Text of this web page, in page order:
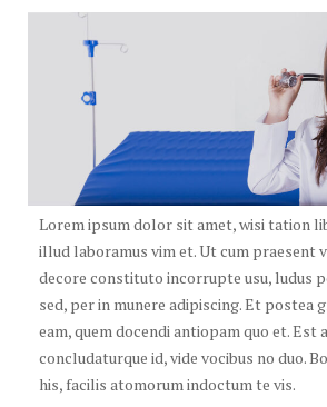
Lorem ipsum dolor sit amet, wisi tation
illud laboramus vim et. Ut cum praesent
decore constituto incorrupte usu, ludus
sed, per in munere adipiscing. Et postea
eam, quem docendi antiopam quo et. Est
concludaturque id, vide vocibus no duo.
his, facilis atomorum indoctum te vis.